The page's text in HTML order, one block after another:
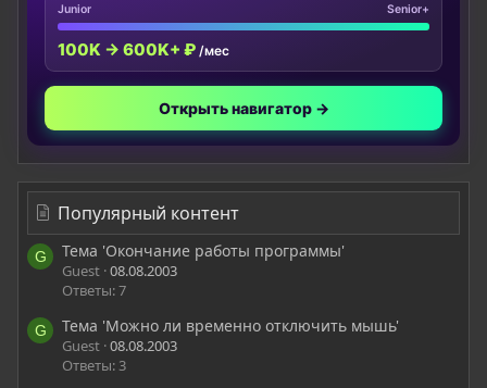
Junior Senior+
100K → 600K+ ₽ /мес
Открыть навигатор →
Популярный контент
G Тема 'Окончание работы программы'
Guest 08.08.2003
Ответы: 7
G Тема 'Можно ли временно отключить мышь'
Guest 08.08.2003
Ответы: 3